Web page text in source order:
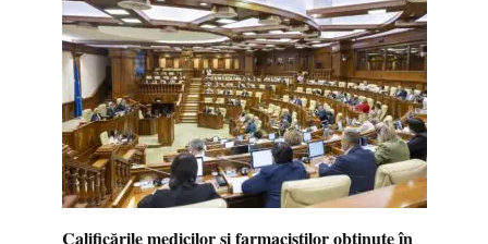
Calificările medicilor și farmaciștilor obținute în